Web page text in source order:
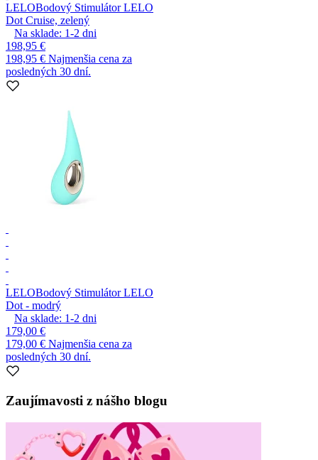
LELOBodový Stimulátor LELO
Dot Cruise, zelený
Na sklade: 1-2 dni
198,95 €
198,95 € Najmenšia cena za
posledných 30 dní.
LELOBodový Stimulátor LELO
Dot - modrý
Na sklade: 1-2 dni
179,00 €
179,00 € Najmenšia cena za
posledných 30 dní.
Zaujímavosti z nášho blogu